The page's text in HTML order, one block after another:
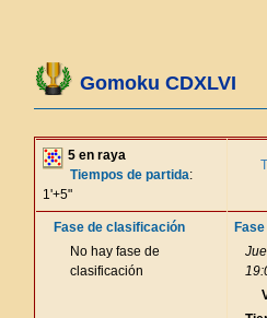
Gomoku CDXLVI
5 en raya
Tiempos de partida:
1'+5"
Fase de clasificación
No hay fase de
clasificación